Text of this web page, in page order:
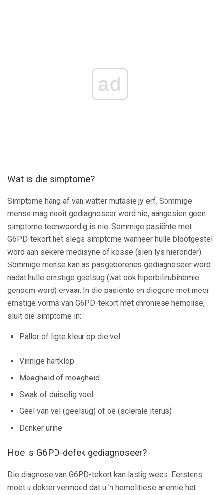
ad
Wat is die simptome?
Simptome hang af van watter mutasie jy erf. Sommige
mense mag nooit gediagnoseer word nie, aangesien geen
simptome teenwoordig is nie. Sommige pasiënte met
G6PD-tekort het slegs simptome wanneer hulle blootgestel
word aan sekere medisyne of kosse (sien lys hieronder).
Sommige mense kan as pasgeborenes gediagnoseer word
nadat hulle ernstige geelsug (wat ook hiperbilirubinemie
genoem word) ervaar. In die pasiënte en diegene met meer
ernstige vorms van G6PD-tekort met chroniese hemolise,
sluit die simptome in:
Pallor of ligte kleur op die vel
Vinnige hartklop
Moegheid of moegheid
Swak of duiselig voel
Geel van vel (geelsug) of oë (sclerale iterus)
Donker urine
Hoe is G6PD-defek gediagnoseer?
Die diagnose van G6PD-tekort kan lastig wees. Eerstens
moet u dokter vermoed dat u 'n hemolitiese anemie het